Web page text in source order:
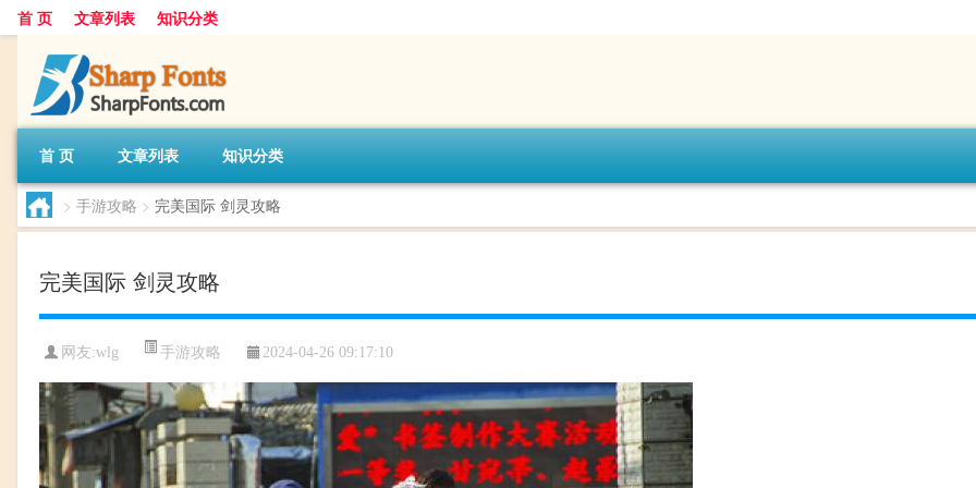
首 页 文章列表 知识分类
首 页 文章列表 知识分类
> 手游攻略 > 完美国际 剑灵攻略
完美国际 剑灵攻略
网友:wlg 手游攻略 2024-04-26 09:17:10